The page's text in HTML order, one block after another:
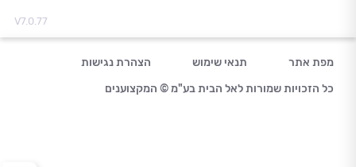
V7.0.77
מפת אתר תנאי שימוש
הצהרת נגישות
כל הזכויות שמורות לאל הבית בע"מ © המקצוענים